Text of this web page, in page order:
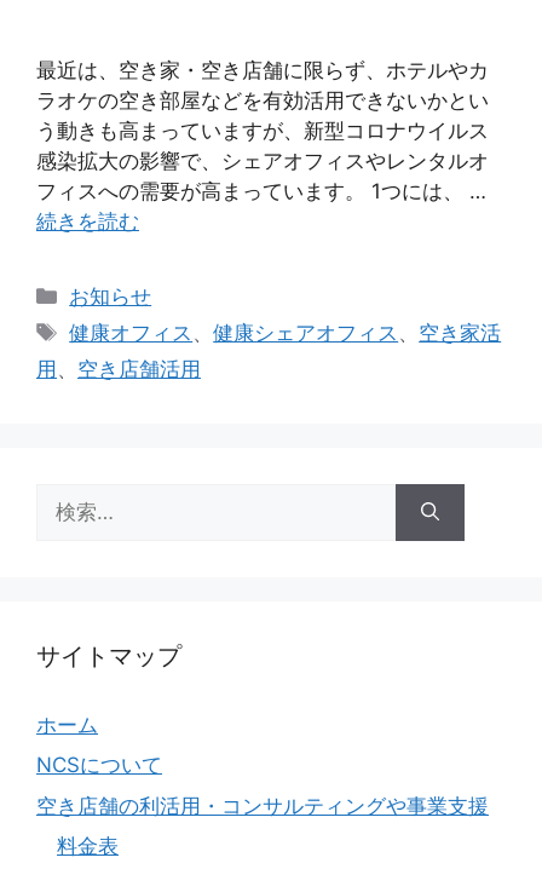
最近は、空き家・空き店舗に限らず、ホテルやカ
ラオケの空き部屋などを有効活用できないかとい
う動きも高まっていますが、新型コロナウイルス
感染拡大の影響で、シェアオフィスやレンタルオ
フィスへの需要が高まっています。 1つには、 …
続きを読む
カ
テ
ゴ
リ
お知らせ
タ
グ
健康オフィス 、健康シェアオフィス 、 空き家活
用 、 空き店舗活用
索:
サイトマップ
ホーム
NCSについて
空き店舗の利活用・コンサルティングや事業支援
料金表